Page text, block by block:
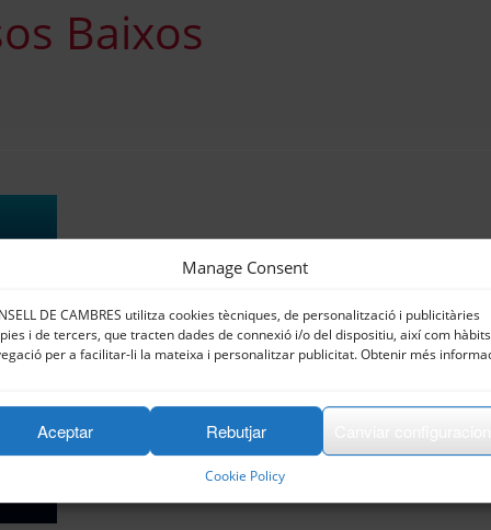
Manage Consent
DE CAMBRES utilitza cookies tècniques, de personalització i publicitàries
i de tercers, que tracten dades de connexió i/o del dispositiu, així com
per a facilitar-li la mateixa i personalitzar publicitat. Obtenir més
Aceptar Rebutjar
Cookie Policy
Baixos